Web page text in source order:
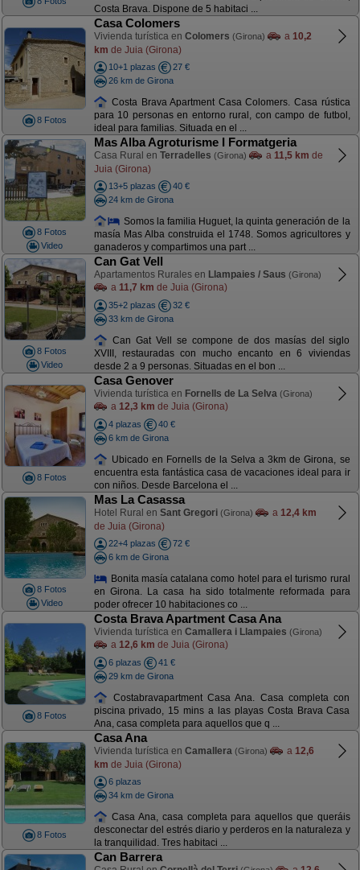
Costa Brava. Dispone de 5 habitaci ...
8 Fotos
Casa Colomers
Vivienda turística en Colomers (Girona) a 10,2
km de Juia (Girona)
10+1 plazas
27 €
26 km de Girona
Costa Brava Apartment Casa Colomers. Casa rústica
para 10 personas en entorno rural, con campo de futbol,
ideal para familias. Situada en el ...
8 Fotos
Video
Mas Alba Agroturisme I Formatgeria
Casa Rural en Terradelles (Girona) a 11,5 km de
Juia (Girona)
13+5 plazas
40 €
24 km de Girona
Somos la familia Huguet, la quinta generación de la
masía Mas Alba construida el 1748. Somos agricultores y
ganaderos y compartimos una part ...
8 Fotos
Video
Can Gat Vell
Apartamentos Rurales en Llampaies / Saus (Girona)
a 11,7 km de Juia (Girona)
35+2 plazas
32 €
33 km de Girona
Can Gat Vell se compone de dos masías del siglo
XVIII, restauradas con mucho encanto en 6 viviendas
desde 2 a 9 personas. Situadas en el bon ...
8 Fotos
Casa Genover
Vivienda turística en Fornells de La Selva (Girona)
a 12,3 km de Juia (Girona)
4 plazas
40 €
6 km de Girona
Ubicado en Fornells de la Selva a 3km de Girona, se
encuentra esta fantástica casa de vacaciones ideal para ir
con niños. Desde Barcelona el ...
8 Fotos
Video
Mas La Casassa
Hotel Rural en Sant Gregori (Girona) a 12,4 km
de Juia (Girona)
22+4 plazas
72 €
6 km de Girona
Bonita masía catalana como hotel para el turismo rural
en Girona. La casa ha sido totalmente reformada para
poder ofrecer 10 habitaciones co ...
8 Fotos
Costa Brava Apartment Casa Ana
Vivienda turística en Camallera i Llampaies (Girona)
a 12,6 km de Juia (Girona)
6 plazas
41 €
29 km de Girona
Costabravapartment Casa Ana. Casa completa con
piscina privado, 15 mins a las playas Costa Brava Casa
Ana, casa completa para aquellos que q ...
8 Fotos
Casa Ana
Vivienda turística en Camallera (Girona) a 12,6
km de Juia (Girona)
6 plazas
34 km de Girona
Casa Ana, casa completa para aquellos que queráis
desconectar del estrés diario y perderos en la naturaleza y
la tranquilidad. Tres habitaci ...
Can Barrera